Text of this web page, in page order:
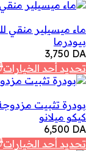
ماء ميسيلير منقي
بيودرما
3,750 DA
تحديد أحد الخيارات
بودرة تثبيت
كيكو ميلانو
6,500 DA
تحديد أحد الخيارات